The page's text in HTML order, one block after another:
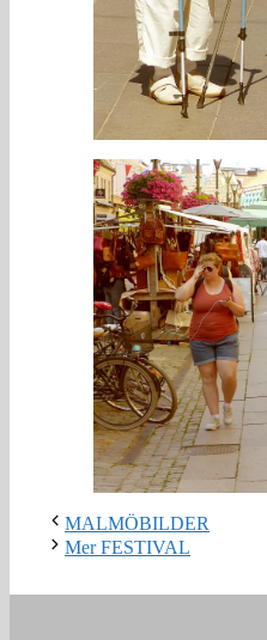
MALMÖBILDER
Mer FESTIVAL